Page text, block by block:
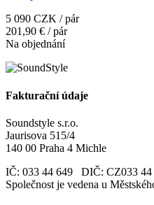
5 090 CZK / pár
201,90 € / pár
Na objednání
Fakturační údaje
Soundstyle s.r.o.
Jaurisova 515/4
140 00 Praha 4 Michle
IČ: 033 44 649 DIČ: CZ033 44
Společnost je vedena u